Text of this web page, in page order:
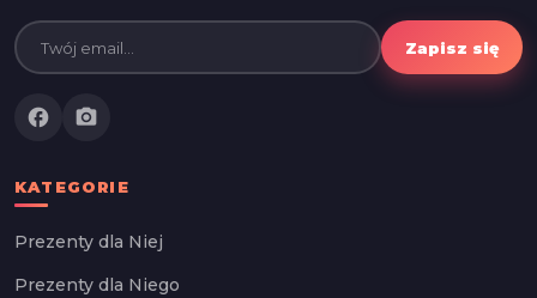
Zapisz się
facebook photo_camera
KATEGORIE
Prezenty dla Niej
Prezenty dla Niego